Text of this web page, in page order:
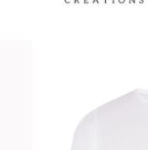
Pour une soirée